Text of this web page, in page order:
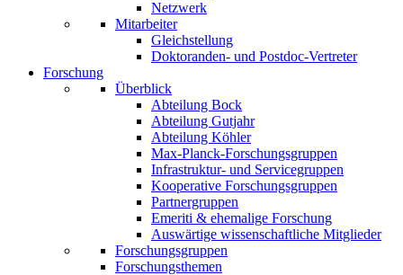
Netzwerk
Mitarbeiter
Gleichstellung
Doktoranden- und Postdoc-Vertreter
Forschung
Überblick
Abteilung Bock
Abteilung Gutjahr
Abteilung Köhler
Max-Planck-Forschungsgruppen
Infrastruktur- und Servicegruppen
Kooperative Forschungsgruppen
Partnergruppen
Emeriti & ehemalige Forschung
Auswärtige wissenschaftliche Mitglieder
Forschungsgruppen
Forschungsthemen